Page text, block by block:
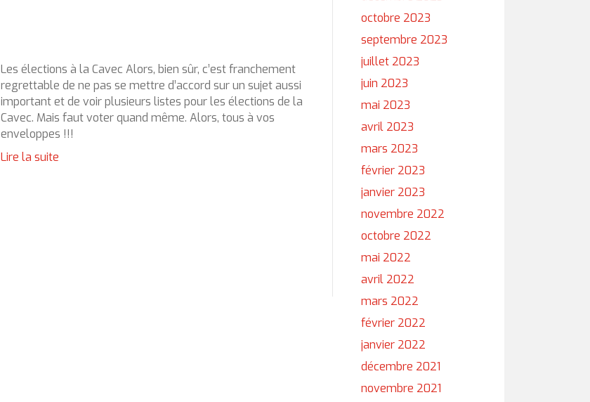
Les élections à la Cavec Alors, bien sûr, c’est franchement
regrettable de ne pas se mettre d’accord sur un sujet aussi
important et de voir plusieurs listes pour les élections de la
Cavec. Mais faut voter quand même. Alors, tous à vos
enveloppes !!!
Lire la suite
octobre 2023
septembre 2023
juillet 2023
juin 2023
mai 2023
avril 2023
mars 2023
février 2023
janvier 2023
novembre 2022
octobre 2022
mai 2022
avril 2022
mars 2022
février 2022
janvier 2022
décembre 2021
novembre 2021